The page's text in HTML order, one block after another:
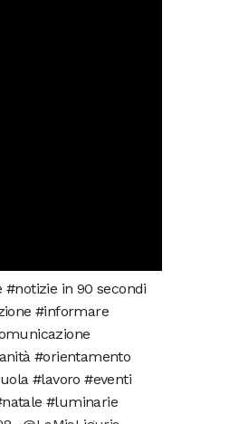
#notizie in 90 secondi
#informare
#orientamento
#lavoro #eventi
#luminarie